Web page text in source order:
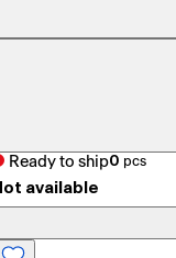
Ready to ship0 pcs
available